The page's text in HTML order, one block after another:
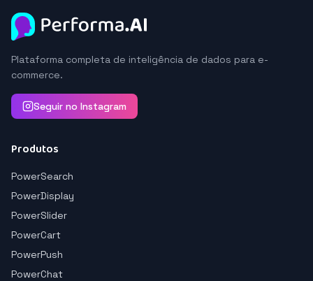
Plataforma completa de inteligência de dados para e-
commerce.
Seguir no Instagram
Produtos
PowerSearch
PowerDisplay
PowerSlider
PowerCart
PowerPush
PowerChat